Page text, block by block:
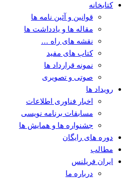
کتابخانه
قوانین و آئین نامه ها
مقاله ها و یادداشت ها
نقشه های راه …
کتاب های مفید
نمونه قرارداد ها
صوتی و تصویری
رویداد ها
اخبار فناوری اطلاعات
مسابقات برنامه نویسی
جشنواره ها و همایش ها
دوره های رایگان
مطالب
ایران فریلنس
درباره ما